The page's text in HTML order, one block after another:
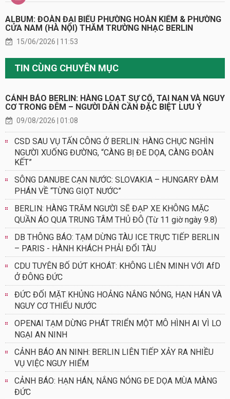
ALBUM: ĐOÀN ĐẠI BIỂU PHƯỜNG HOÀN KIẾM & PHƯỜNG
CỬA NAM (HÀ NỘI) THĂM TRƯỜNG NHẠC BERLIN
15/06/2026 | 11:53
TIN CÙNG CHUYÊN MỤC
CẢNH BÁO BERLIN: HÀNG LOẠT SỰ CỐ, TAI NẠN VÀ NGUY
CƠ TRONG ĐÊM – NGƯỜI DÂN CẦN ĐẶC BIỆT LƯU Ý
09/08/2026 | 01:08
CSD SAU VỤ TẤN CÔNG Ở BERLIN: HÀNG CHỤC NGHÌN
NGƯỜI XUỐNG ĐƯỜNG, “CÀNG BỊ ĐE DỌA, CÀNG ĐOÀN
KẾT”
SÔNG DANUBE CẠN NƯỚC: SLOVAKIA – HUNGARY ĐÀM
PHÁN VỀ “TỪNG GIỌT NƯỚC”
BERLIN: HÀNG TRĂM NGƯỜI SẼ ĐẠP XE KHÔNG MẶC
QUẦN ÁO QUA TRUNG TÂM THỦ ĐÔ (Từ 11 giờ ngày 9.8)
DB THÔNG BÁO: TẠM DỪNG TÀU ICE TRỰC TIẾP BERLIN
– PARIS - HÀNH KHÁCH PHẢI ĐỔI TÀU
CDU TUYÊN BỐ DỨT KHOÁT: KHÔNG LIÊN MINH VỚI AfD
Ở ĐÔNG ĐỨC
ĐỨC ĐỐI MẶT KHỦNG HOẢNG NẮNG NÓNG, HẠN HÁN VÀ
NGUY CƠ THIẾU NƯỚC
OPENAI TẠM DỪNG PHÁT TRIỂN MỘT MÔ HÌNH AI VÌ LO
NGẠI AN NINH
CẢNH BÁO AN NINH: BERLIN LIÊN TIẾP XẢY RA NHIỀU
VỤ VIỆC NGUY HIỂM
CẢNH BÁO: HẠN HÁN, NẮNG NÓNG ĐE DỌA MÙA MÀNG
ĐỨC